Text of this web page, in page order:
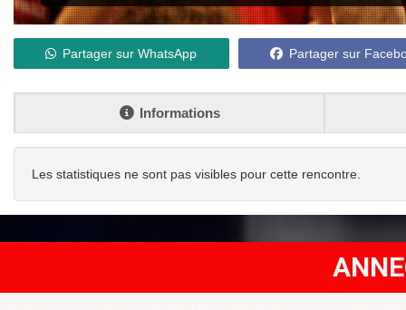
Partager sur WhatsApp Partager sur
Informations
Les statistiques ne sont pas visibles pour cette rencontre.